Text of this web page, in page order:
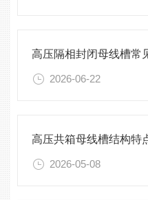
2026-06-22
2026-05-08